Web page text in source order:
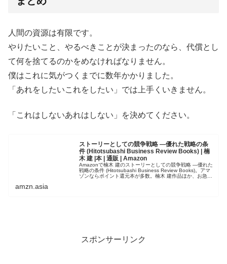
人間の資源は有限です。
やりたいこと、やるべきことが決まったのなら、代償とし
て何を捨てるのかをめなければなりません。
僕はこれに気がつくまでに数年かかりました。
「あれをしたいこれをしたい」では上手くいきません。
「これはしないあれはしない」を決めてください。
ストーリーとしての競争戦略 ―優れた戦略の条
件 (Hitotsubashi Business Review Books) | 楠
木 建 |本 | 通販 | Amazon
Amazonで楠木 建のストーリーとしての競争戦略 ―優れた
戦略の条件 (Hitotsubashi Business Review Books)。アマ
ゾンならポイント還元本が多数。楠木 建作品ほか、お急ぎ
amzn.asia
スポンサーリンク